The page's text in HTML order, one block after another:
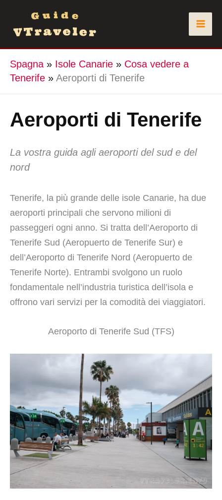
contenuto
Spagna » Isole Canarie » Cosa vedere a
Tenerife » Aeroporti di Tenerife
Aeroporti di Tenerife
La vostra guida agli aeroporti del sud e del
nord
Tenerife, la più grande delle isole Canarie, ha due
aeroporti principali che servono milioni di
passeggeri ogni anno. Si tratta dell’Aeroporto di
Tenerife Sud (Aeropuerto de Tenerife Sur) e
dell’Aeroporto di Tenerife Nord (Aeropuerto de
Tenerife Norte). Entrambi svolgono un ruolo
fondamentale nell’industria turistica dell’isola e
offrono vari servizi per la comodità dei viaggiatori.
Aeroporto di Tenerife Sud (TFS)